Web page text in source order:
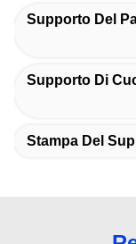
Supporto Del
Supporto Di
Stampa Del